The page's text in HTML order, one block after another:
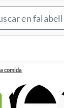
comida